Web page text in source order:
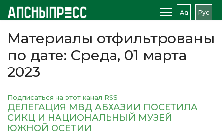
Аԥс Рус
Материалы отфильтрованы
по дате: Среда, 01 марта
2023
Подписаться на этот канал RSS
ДЕЛЕГАЦИЯ МВД АБХАЗИИ ПОСЕТИЛА
СИКЦ И НАЦИОНАЛЬНЫЙ МУЗЕЙ
ЮЖНОЙ ОСЕТИИ